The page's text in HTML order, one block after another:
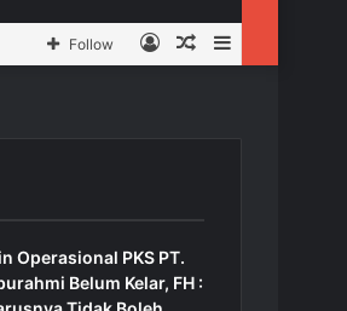
Berita
Log
Follow
Operasional PKS PT.
Belum Kelar, FH :